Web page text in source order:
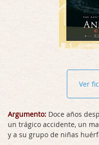
Ver
Argumento: Doce años
un trágico accidente, un
y a su grupo de niñas